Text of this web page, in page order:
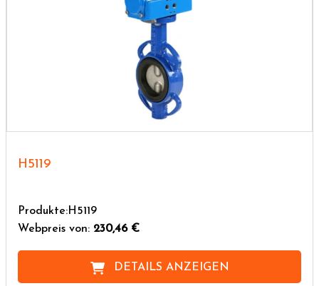
H5119
Produkte:H5119
Webpreis von: 230,46 €
DETAILS ANZEIGEN